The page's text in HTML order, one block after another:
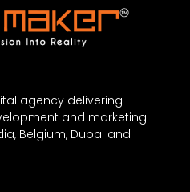
agency delivering
and marketing
Belgium, Dubai and